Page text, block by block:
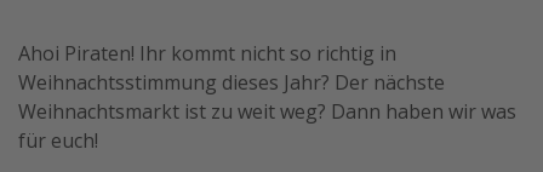
Weitere Themen
Reise Journal
Ahoi Piraten! Ihr kommt nicht so richtig in
Weihnachtsstimmung dieses Jahr? Der nächste
Weihnachtsmarkt ist zu weit weg? Dann haben wir was
für euch!